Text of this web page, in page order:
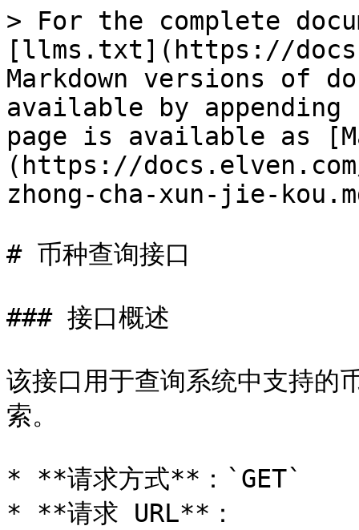
> For the complete
[llms.txt](https://
Markdown versions of
available by
page is available as
(https://
zhong-cha-xun-jie-
# 币种查询接口
### 接口概述
该接口用于查询系统中支持的
索。
* **请求方式**：`GET`
* **请求 URL**：